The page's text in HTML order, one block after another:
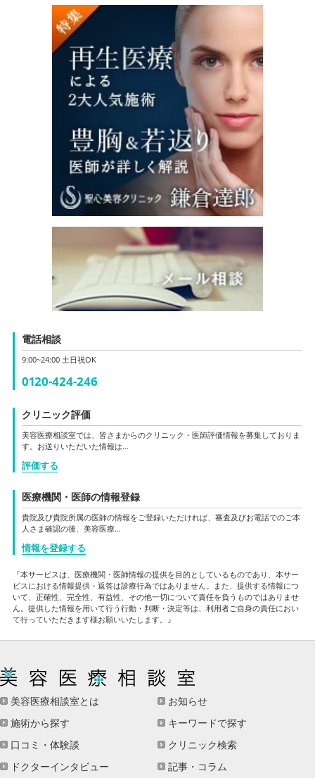
電話相談
9:00~24:00 土日祝OK
0120-424-246
クリニック評価
美容医療相談室では、皆さまからのクリニック・医師評価情報を募集しておりま
す。お送りいただいた情報は…
評価する
医療機関・医師の情報登録
貴院及び貴院所属の医師の情報をご登録いただければ、審査及びお電話でのご本
人さま確認の後、美容医療…
情報を登録する
『本サービスは、医療機関・医師情報の提供を目的としているものであり、本サー
ビスにおける情報提供・返答は診療行為ではありません。また、提供する情報につ
いて、正確性、完全性、有益性、その他一切について責任を負うものではありませ
ん。提供した情報を用いて行う行動・判断・決定等は、利用者ご自身の責任におい
て行っていただきます様お願いいたします。』
美容医療相談室とは
お知らせ
施術から探す
キーワードで探す
口コミ・体験談
クリニック検索
ドクターインタビュー
記事・コラム